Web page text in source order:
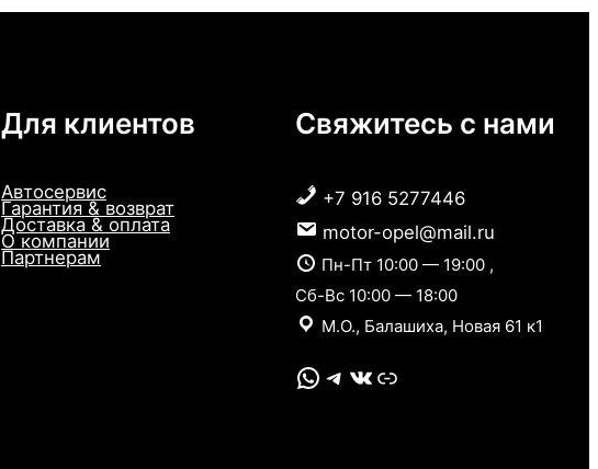
Для клиентов
Автосервис
Гарантия & возврат
Доставка & оплата
О компании
Партнерам
Свяжитесь с нами
+7 916 5277446
motor-opel@mail.ru
Пн-Пт 10:00 — 19:00 ,
Сб-Вс 10:00 — 18:00
М.О., Балашиха, Новая 61 к1
WhatsApp Telegram VK Link